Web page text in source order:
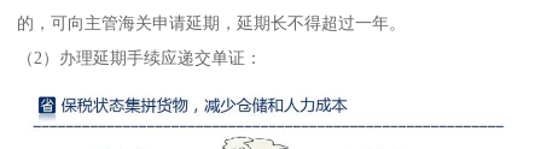
的，可向主管海关申请延期，延期长不得超过一年。
（2）办理延期手续应递交单证：